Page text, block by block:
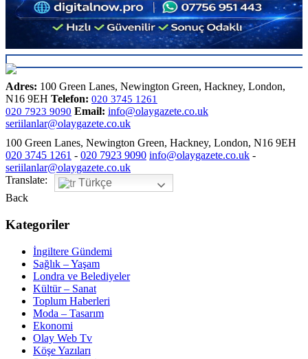
Adres: 100 Green Lanes, Newington Green, Hackney, London,
N16 9EH Telefon: 020 3745 1261
020 7923 9090 Email: info@olaygazete.co.uk
seriilanlar@olaygazete.co.uk
100 Green Lanes, Newington Green, Hackney, London, N16 9EH
020 3745 1261 - 020 7923 9090 info@olaygazete.co.uk -
seriilanlar@olaygazete.co.uk
Translate:
Türkçe
Back
Kategoriler
İngiltere Gündemi
Sağlık – Yaşam
Londra ve Belediyeler
Kültür – Sanat
Toplum Haberleri
Moda – Tasarım
Ekonomi
Olay Web Tv
Köşe Yazıları